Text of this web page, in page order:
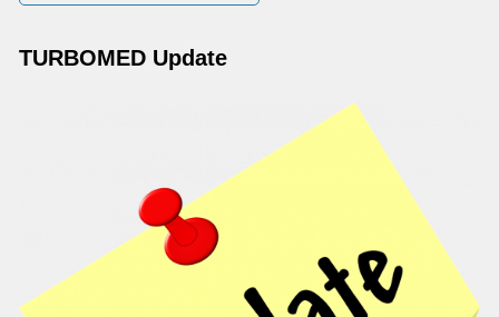
TURBOMED Update